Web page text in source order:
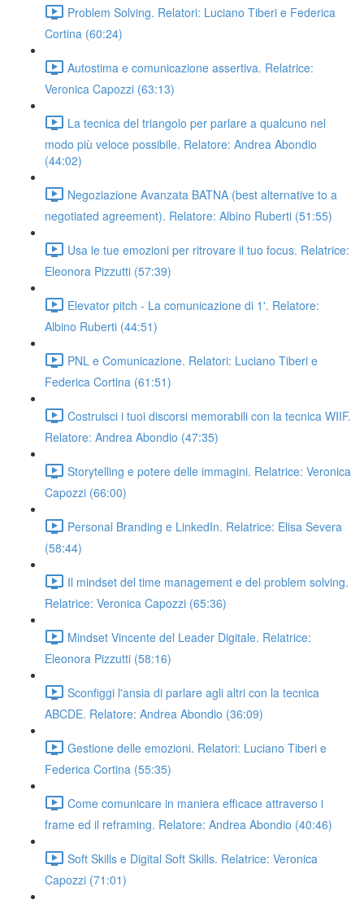
Problem Solving. Relatori: Luciano Tiberi e Federica
Cortina (60:24)
Autostima e comunicazione assertiva. Relatrice:
Veronica Capozzi (63:13)
La tecnica del triangolo per parlare a qualcuno nel
modo più veloce possibile. Relatore: Andrea Abondio
(44:02)
Negoziazione Avanzata BATNA (best alternative to a
negotiated agreement). Relatore: Albino Ruberti (51:55)
Usa le tue emozioni per ritrovare il tuo focus. Relatrice:
Eleonora Pizzutti (57:39)
Elevator pitch - La comunicazione di 1'. Relatore:
Albino Ruberti (44:51)
PNL e Comunicazione. Relatori: Luciano Tiberi e
Federica Cortina (61:51)
Costruisci i tuoi discorsi memorabili con la tecnica WIIF.
Relatore: Andrea Abondio (47:35)
Storytelling e potere delle immagini. Relatrice: Veronica
Capozzi (66:00)
Personal Branding e LinkedIn. Relatrice: Elisa Severa
(58:44)
Il mindset del time management e del problem solving.
Relatrice: Veronica Capozzi (65:36)
Mindset Vincente del Leader Digitale. Relatrice:
Eleonora Pizzutti (58:16)
Sconfiggi l'ansia di parlare agli altri con la tecnica
ABCDE. Relatore: Andrea Abondio (36:09)
Gestione delle emozioni. Relatori: Luciano Tiberi e
Federica Cortina (55:35)
Come comunicare in maniera efficace attraverso i
frame ed il reframing. Relatore: Andrea Abondio (40:46)
Soft Skills e Digital Soft Skills. Relatrice: Veronica
Capozzi (71:01)